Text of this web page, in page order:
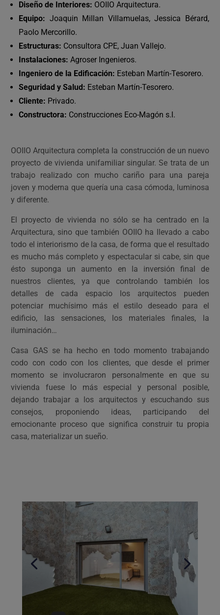
Diseño de Interiores: OOIIO Arquitectura.
Equipo: Joaquin Millan Villamuelas, Jessica Bérard,
Paolo Mercorillo.
Estructuras: Consultora CPE, Juan Vallejo.
Instalaciones: Agroser Ingenieros.
Ingeniero de la Edificación: Esteban Martín-Tesorero.
Seguridad y Salud: Esteban Martín-Tesorero.
Cliente: Privado.
Constructora: Construcciones Eco-Magón s.l.
OOIIO Arquitectura completa la construcción de un nuevo
proyecto de vivienda unifamiliar singular. Se trata de un
trabajo realizado con mucho cariño para una pareja
joven y moderna que quería una casa cómoda, luminosa
y diferente.
El proyecto de vivienda no sólo se ha centrado en la
Arquitectura, sino que también OOIIO ha llevado a cabo
todo el interiorismo de la casa, de forma que el resultado
es mucho más completo y espectacular si cabe, sin que
ésto suponga un aumento en la inversión final de
nuestros clientes, ya que controlando también los
detalles de cada espacio los arquitectos pueden
potenciar muchísimo más el estilo deseado para el
edificio, las sensaciones, los materiales finales, la
iluminación…
Casa GAS se ha hecho en todo momento trabajando
codo con codo con los clientes, que desde el primer
momento se involucraron personalmente en que su
vivienda fuese lo más especial y personal posible,
dejando trabajar a los arquitectos y escuchando sus
consejos, proponiendo ideas, participando del
emocionante proceso que significa construir tu propia
casa, materializar un sueño.